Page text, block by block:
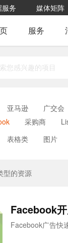
务 媒体矩阵
服务
亚马逊 广交会
采购商
表格类 图片
型的资源
Facebook
Facebook广告快